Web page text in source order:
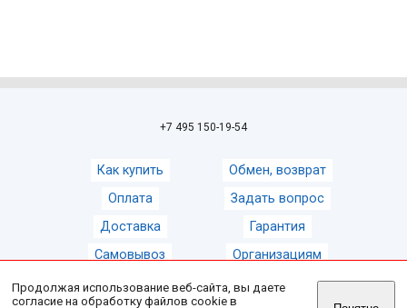
+7 495 150-19-54
Как купить
Оплата
Доставка
Самовывоз
Обмен, возврат
Задать вопрос
Гарантия
Организациям
© 2008-2026Магазин зонтов ZontShop
Продолжая использование веб-сайта, вы даете
согласие на обработку файлов cookie в